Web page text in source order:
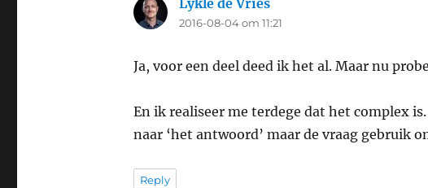
Lykle de Vries
2016-08-04 om 11:21
Ja, voor een deel deed ik het al. Maar nu
En ik realiseer me terdege dat het complex
naar ‘het antwoord’ maar de vraag gebruik
Reply